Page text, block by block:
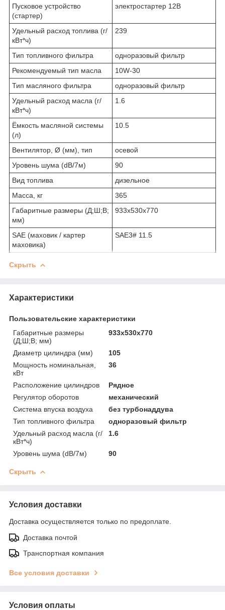
Пусковое устройство
(стартер)
электростартер 12В
Удельный расход топлива (г/
кВт*ч)
239
Тип топливного фильтра
одноразовый фильтр
Рекомендуемый тип масла
10W-30
Тип масляного фильтра
одноразовый фильтр
Удельный расход масла (г/
кВт*ч)
1.6
Ёмкость масляной системы
(л)
10.5
Вентилятор, Ø (мм), тип
осевой
Уровень шума (dB/7м)
90
Вид топлива
дизельное
Масса, кг
365
Габаритные размеры (Д;Ш;В;
мм)
933х530х770
SAE (маховик / картер
маховика)
SAE3# 11.5
Скрыть
Характеристики
Пользовательские характеристики
Габаритные размеры
(Д;Ш;В; мм)
933х530х770
Диаметр цилиндра (мм)
105
Мощность номинальная,
кВт
36
Расположение цилиндров
Рядное
Регулятор оборотов
механический
Система впуска воздуха
без турбонаддува
Тип топливного фильтра
одноразовый фильтр
Удельный расход масла (г/
кВт*ч)
1.6
Уровень шума (dB/7м) 90
Скрыть
Условия доставки
Доставка осуществляется только по предоплате.
Доставка почтой
Транспортная компания
Все условия доставки
Условия оплаты